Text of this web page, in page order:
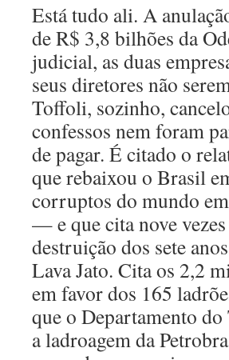
Está tudo ali. A
de R$ 3,8 bilhões da
judicial, as duas
seus diretores não
Toffoli, sozinho,
confessos nem foram
de pagar. É citado o
que rebaixou o Brasil
corruptos do mundo
— e que cita nove
destruição dos sete
Lava Jato. Cita os 2,2
em favor dos 165
que o Departamento
a ladroagem da